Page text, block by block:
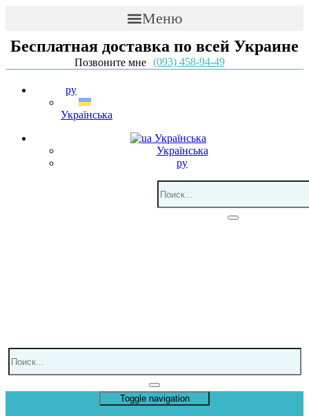
Меню
Бесплатная доставка по всей Украине
Позвоните мне (093) 458-94-49
ру
Українська
Українська
Українська
ру
Toggle navigation